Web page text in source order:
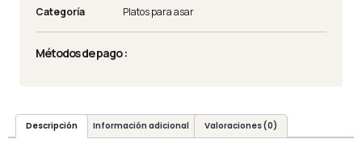
Categoría
Platos para asar
Métodos de pago :
Descripción Información adicional Valoraciones (0)